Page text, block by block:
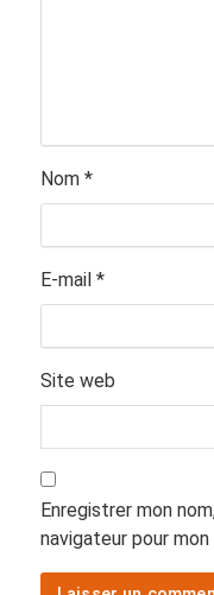
Nom *
E-mail *
Site web
Enregistrer mon
navigateur pour